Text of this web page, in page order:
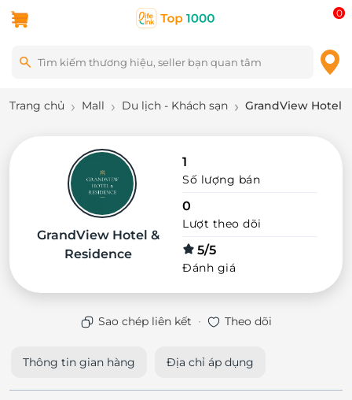
0
Trang chủ Mall Du lịch - Khách sạn GrandView Hotel
GrandView Hotel &
Residence
1
Số lượng bán
0
Lượt theo dõi
5/5
Đánh giá
Sao chép liên kết · Theo dõi
Thông tin gian hàng Địa chỉ áp dụng